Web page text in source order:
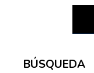
BÚSQUEDA